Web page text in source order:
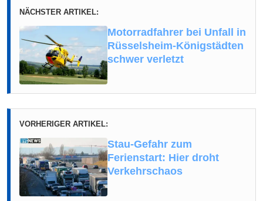
NÄCHSTER ARTIKEL:
Motorradfahrer bei Unfall in
Rüsselsheim-Königstädten
schwer verletzt
VORHERIGER ARTIKEL:
Stau-Gefahr zum
Ferienstart: Hier droht
Verkehrschaos